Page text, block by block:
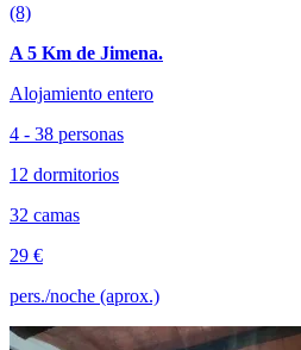
(8)
A 5 Km de Jimena.
Alojamiento entero
4 - 38 personas
12 dormitorios
32 camas
29 €
pers./noche (aprox.)